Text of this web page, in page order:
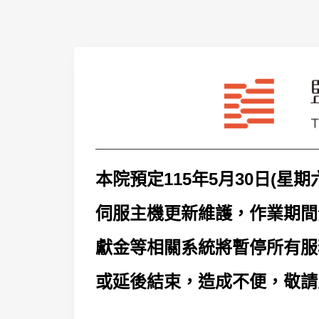
本院預定115年5月30日(星
伺服主機更新維護，作業期
獻金等相關系統將暫停所有
或延後結束，造成不便，敬